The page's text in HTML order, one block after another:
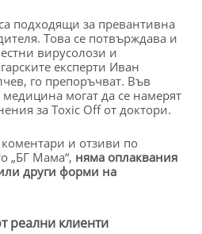
подходящи за превантивна
Това се потвърждава и
вирусолози и
експерти Иван
го препоръчват. Във
могат да се намерят
за Toxic Off от доктори.
и отзиви по
„БГ Мама“, няма оплаквания
други форми на
реални клиенти